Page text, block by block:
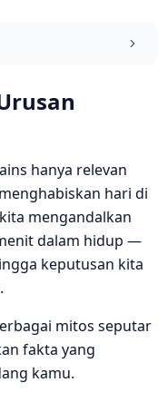
dengan
Derajat Celsius”
Saat Haus”
Awam”
untuk
hanya relevan
hari di
mengandalkan
dalam hidup —
keputusan kita
mitos seputar
fakta yang
kamu.